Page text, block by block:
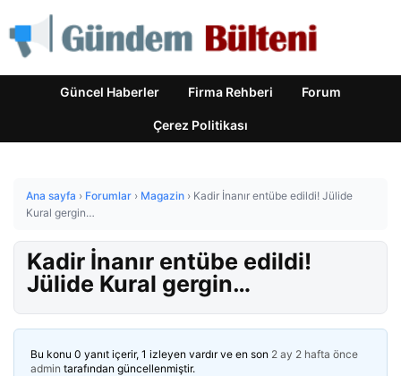
Güncel Haberler Firma Rehberi Forum
Çerez Politikası
Ana sayfa › Forumlar › Magazin › Kadir İnanır entübe edildi! Jülide
Kural gergin…
Kadir İnanır entübe edildi!
Jülide Kural gergin…
Bu konu 0 yanıt içerir, 1 izleyen vardır ve en son 2 ay 2 hafta önce
admin tarafından güncellenmiştir.